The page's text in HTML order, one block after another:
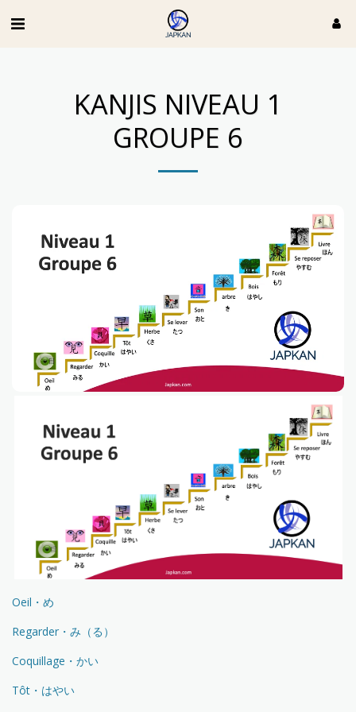
KANJIS NIVEAU 1
GROUPE 6
Oeil・め
Regarder・み（る）
Coquillage・かい
Tôt・はやい